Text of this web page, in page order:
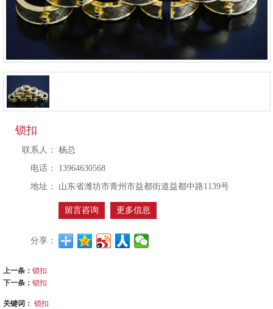
锁扣
联系人：
杨总
电话：
13964630568
地址：
山东省潍坊市青州市益都街道益都中路1139号
留言咨询 更多信息
分享：
上一条： 锁扣
下一条： 锁扣
关键词： 锁扣